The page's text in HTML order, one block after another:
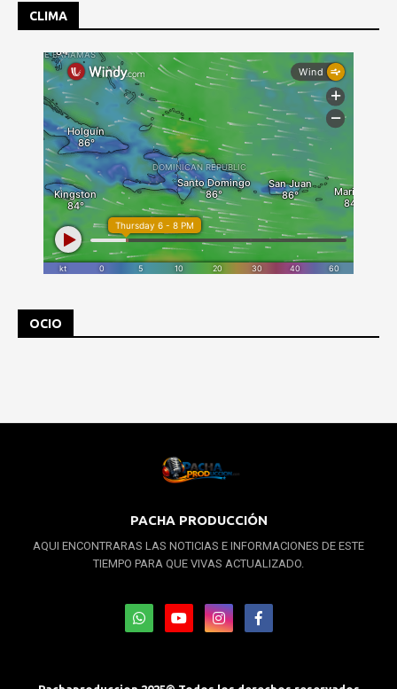
CLIMA
OCIO
PACHA PRODUCCIÓN
AQUI ENCONTRARAS LAS NOTICIAS E INFORMACIONES DE ESTE
TIEMPO PARA QUE VIVAS ACTUALIZADO.